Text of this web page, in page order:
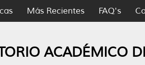
Más Recientes FAQ's
ACADÉMICO